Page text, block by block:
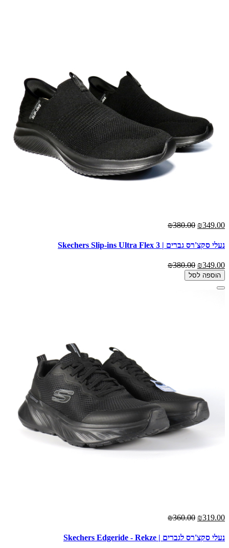
₪349.00
₪380.00
נעלי סקצ'רס גברים | Skechers Slip-ins Ultra Flex 3
₪349.00
₪380.00
הוספה לסל
₪319.00
₪360.00
נעלי סקצ'רס לגברים | Skechers Edgeride - Rekze